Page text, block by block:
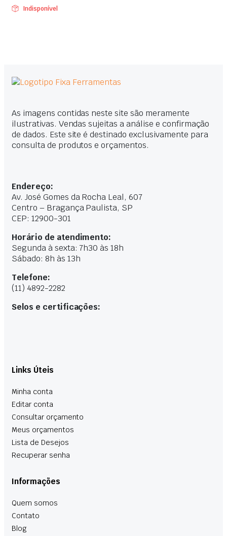
Indisponível
As imagens contidas neste site são meramente
ilustrativas. Vendas sujeitas a análise e confirmação
de dados. Este site é destinado exclusivamente para
consulta de produtos e orçamentos.
Endereço:
Av. José Gomes da Rocha Leal, 607
Centro – Bragança Paulista, SP
CEP: 12900-301
Horário de atendimento:
Segunda à sexta: 7h30 às 18h
Sábado: 8h às 13h
Telefone:
(11) 4892-2282
Selos e certificações:
Links Úteis
Minha conta
Editar conta
Consultar orçamento
Meus orçamentos
Lista de Desejos
Recuperar senha
Informações
Quem somos
Contato
Blog